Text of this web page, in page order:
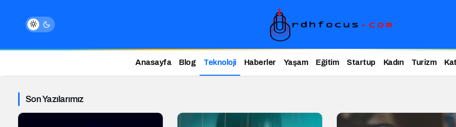
Anasayfa Blog Teknoloji Haberler Yaşam Eğitim Startup Kadın Turizm
Son Yazılarımız